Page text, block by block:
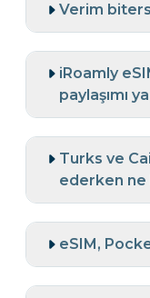
Verim
iRoamly
paylaşımı
Turks ve
ederken ne
eSIM,